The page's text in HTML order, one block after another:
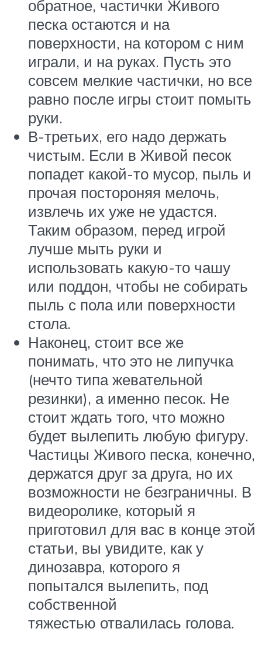
обратное, частички Живого
песка остаются и на
поверхности, на котором с ним
играли, и на руках. Пусть это
совсем мелкие частички, но все
равно после игры стоит помыть
руки.
В-третьих, его надо держать
чистым. Если в Живой песок
попадет какой-то мусор, пыль и
прочая постороняя мелочь,
извлечь их уже не удастся.
Таким образом, перед игрой
лучше мыть руки и
использовать какую-то чашу
или поддон, чтобы не собирать
пыль с пола или поверхности
стола.
Наконец, стоит все же
понимать, что это не липучка
(нечто типа жевательной
резинки), а именно песок. Не
стоит ждать того, что можно
будет вылепить любую фигуру.
Частицы Живого песка, конечно,
держатся друг за друга, но их
возможности не безграничны. В
видеоролике, который я
приготовил для вас в конце этой
статьи, вы увидите, как у
динозавра, которого я
попытался вылепить, под
собственной
тяжестью отвалилась голова.